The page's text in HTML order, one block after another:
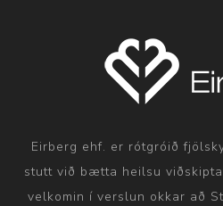
Eirberg ehf. er rótgróið
stutt við bætta heilsu
velkomin í verslun okkar að